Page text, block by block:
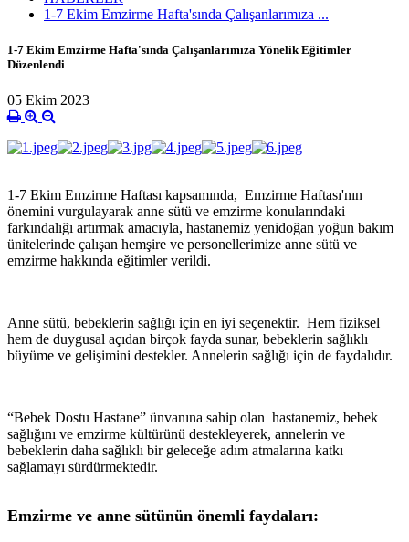
1-7 Ekim Emzirme Hafta'sında Çalışanlarımıza ...
1-7 Ekim Emzirme Hafta'sında Çalışanlarımıza Yönelik Eğitimler
Düzenlendi
05 Ekim 2023
1-7 Ekim Emzirme Haftası kapsamında, Emzirme Haftası'nın
önemini vurgulayarak anne sütü ve emzirme konularındaki
farkındalığı artırmak amacıyla, hastanemiz yenidoğan yoğun bakım
ünitelerinde çalışan hemşire ve personellerimize anne sütü ve
emzirme hakkında eğitimler verildi.
Anne sütü, bebeklerin sağlığı için en iyi seçenektir. Hem fiziksel
hem de duygusal açıdan birçok fayda sunar, bebeklerin sağlıklı
büyüme ve gelişimini destekler. Annelerin sağlığı için de faydalıdır.
“Bebek Dostu Hastane” ünvanına sahip olan hastanemiz, bebek
sağlığını ve emzirme kültürünü destekleyerek, annelerin ve
bebeklerin daha sağlıklı bir geleceğe adım atmalarına katkı
sağlamayı sürdürmektedir.
Emzirme ve anne sütünün önemli faydaları: